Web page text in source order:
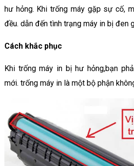
hư hỏng. Khi trống máy gặp sự cố,
đều. dẫn đến tình trạng máy in bị đen
Cách khắc phục
Khi trống máy in bị hư hỏng,bạn
mới. trống máy in là một bộ phận